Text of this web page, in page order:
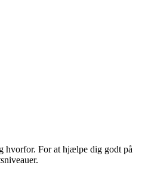
hvorfor. For at hjælpe dig godt på